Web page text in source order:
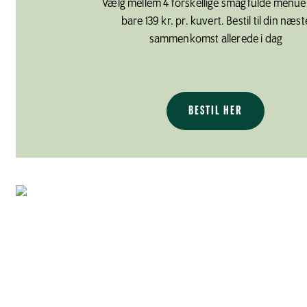
Vælg mellem 4 forskellige smagfulde
bare 139 kr. pr. kuvert. Bestil til din
sammenkomst allerede i dag
BESTIL HER